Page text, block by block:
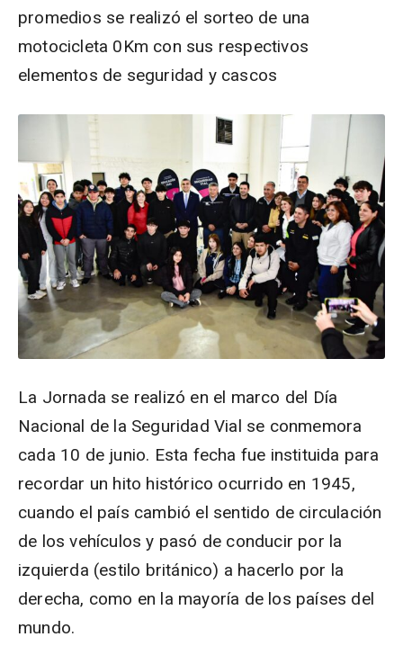
promedios se realizó el sorteo de una
motocicleta 0Km con sus respectivos
elementos de seguridad y cascos
La Jornada se realizó en el marco del Día
Nacional de la Seguridad Vial se conmemora
cada 10 de junio. Esta fecha fue instituida para
recordar un hito histórico ocurrido en 1945,
cuando el país cambió el sentido de circulación
de los vehículos y pasó de conducir por la
izquierda (estilo británico) a hacerlo por la
derecha, como en la mayoría de los países del
mundo.